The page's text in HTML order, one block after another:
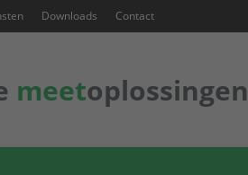
Downloads Contact
meetoplossingen